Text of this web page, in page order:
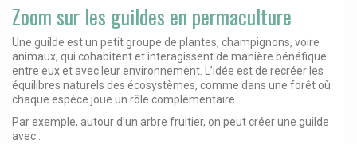
Zoom sur les guildes en permaculture
Une guilde est un petit groupe de plantes, champignons, voire
animaux, qui cohabitent et interagissent de manière bénéfique
entre eux et avec leur environnement. L’idée est de recréer les
équilibres naturels des écosystèmes, comme dans une forêt où
chaque espèce joue un rôle complémentaire.
Par exemple, autour d’un arbre fruitier, on peut créer une guilde
avec :